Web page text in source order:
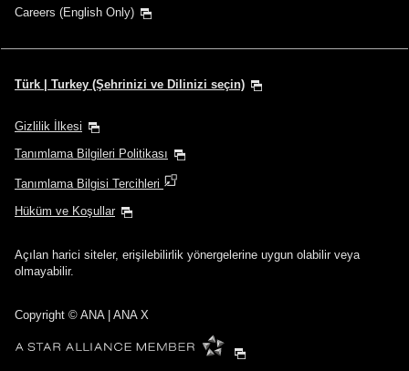
Promosyon Kodları Hakkında
Önceki ve sonraki 3 günün fiyatlarını karşılaştır
・Gösterilen fiyat ve koltuk uygunluğu güncel olmayabilir. En son
koltuk uygunluk durumunu kontrol etmek için [Search] (Ara) düğmesini
işaretiyle (*) gösterilir. Koltuk Bulunabilirliği ekranından en son bilgileri
・Tarife,yakıt fazlaları,sigorta fazlalarıve diğer geçerli vergiler/ücretler
Careers (English Only)
Türk | Turkey (Şehrinizi ve Dilinizi seçin)
Gizlilik İlkesi
Tanımlama Bilgileri Politikası
Tanımlama Bilgisi Tercihleri
Hüküm ve Koşullar
Açılan harici siteler, erişilebilirlik yönergelerine uygun olabilir veya
olmayabilir.
Copyright © ANA | ANA X